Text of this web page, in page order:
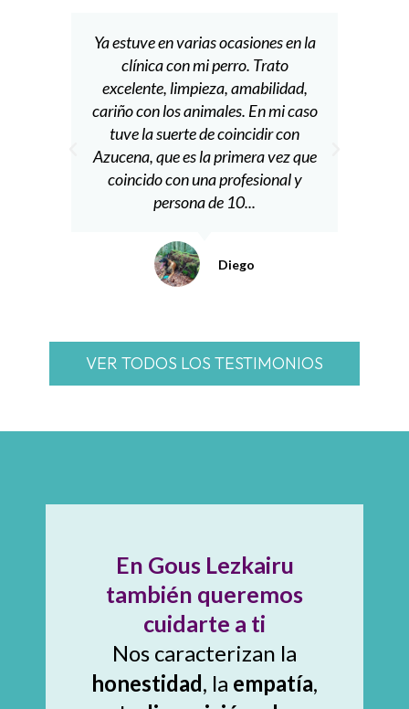
Ya estuve en varias ocasiones en la
clínica con mi perro. Trato
excelente, limpieza, amabilidad,
cariño con los animales. En mi caso
tuve la suerte de coincidir con
Azucena, que es la primera vez que
coincido con una profesional y
persona de 10...
Diego
VER TODOS LOS TESTIMONIOS
En Gous Lezkairu
también queremos
cuidarte a ti
Nos caracterizan la
honestidad, la empatía,